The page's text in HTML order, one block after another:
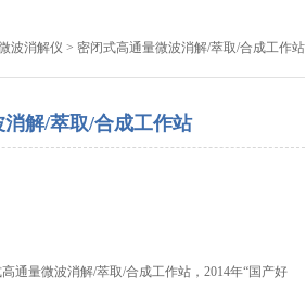
波消解仪 > 密闭式高通量微波消解/萃取/合成工作站
解/萃取/合成工作站
通量微波消解/萃取/合成工作站，2014年“国产好